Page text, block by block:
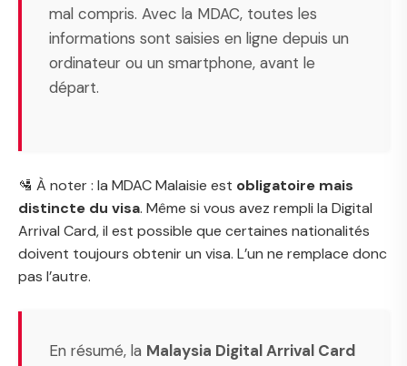
mal compris. Avec la MDAC, toutes les
informations sont saisies en ligne depuis un
ordinateur ou un smartphone, avant le
départ.
🛂 À noter : la MDAC Malaisie est obligatoire mais
distincte du visa. Même si vous avez rempli la Digital
Arrival Card, il est possible que certaines nationalités
doivent toujours obtenir un visa. L’un ne remplace donc
pas l’autre.
En résumé, la Malaysia Digital Arrival Card